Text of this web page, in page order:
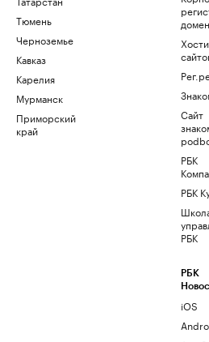
Тюмень
Черноземье
Кавказ
Карелия
Мурманск
Приморский
край
Сайт
РБК
РБК
РБК
РБК
iOS